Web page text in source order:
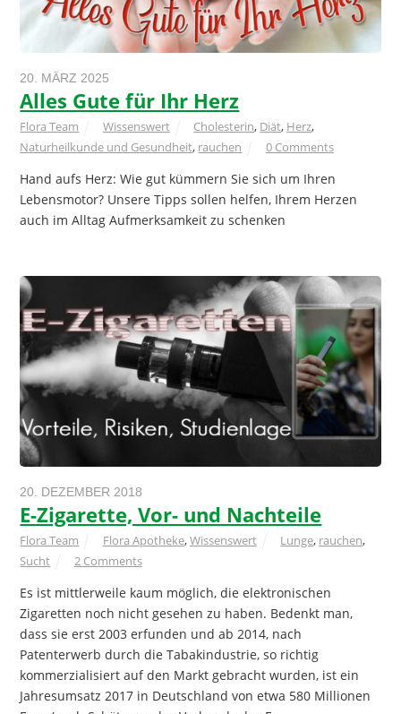
20. MÄRZ 2025
Alles Gute für Ihr Herz
Flora Team Wissenswert Cholesterin, Diät, Herz,
Naturheilkunde und Gesundheit, rauchen 0 Comments
Hand aufs Herz: Wie gut kümmern Sie sich um Ihren
Lebensmotor? Unsere Tipps sollen helfen, Ihrem Herzen
auch im Alltag Aufmerksamkeit zu schenken
20. DEZEMBER 2018
E-Zigarette, Vor- und Nachteile
Flora Team Flora Apotheke,Wissenswert Lunge, rauchen,
Sucht
2 Comments
Es ist mittlerweile kaum möglich, die elektronischen
Zigaretten noch nicht gesehen zu haben. Bedenkt man,
dass sie erst 2003 erfunden und ab 2014, nach
Patenterwerb durch die Tabakindustrie, so richtig
kommerzialisiert auf den Markt gebracht wurden, ist ein
Jahresumsatz 2017 in Deutschland von etwa 580 Millionen